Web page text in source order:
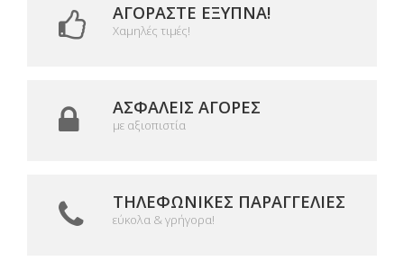
ΑΓΟΡΆΣΤΕ ΈΞΥΠΝΑ!
Χαμηλές τιμές!
ΑΣΦΑΛΕΊΣ ΑΓΟΡΈΣ
με αξιοπιστία
ΤΗΛΕΦΩΝΙΚΈΣ ΠΑΡΑΓΓΕΛΊΕΣ
εύκολα & γρήγορα!